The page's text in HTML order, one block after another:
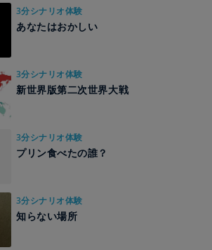
3分シナリオ体験
あなたはおかしい
3分シナリオ体験
新世界版第二次世界大戦
3分シナリオ体験
プリン食べたの誰？
3分シナリオ体験
知らない場所